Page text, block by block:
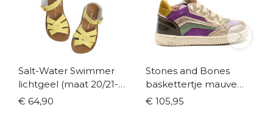
Salt-Water Swimmer
lichtgeel (maat 20/21-
34)
€ 64,90
Stones and Bones
baskettertje mauve
(maat 21-26)
€ 105,95